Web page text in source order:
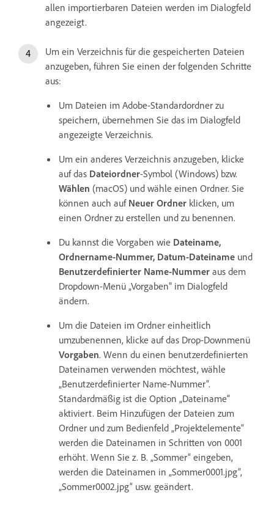
allen importierbaren Dateien werden im Dialogfeld
angezeigt.
Um ein Verzeichnis für die gespeicherten Dateien
anzugeben, führen Sie einen der folgenden Schritte
aus:
Um Dateien im Adobe-Standardordner zu
speichern, übernehmen Sie das im Dialogfeld
angezeigte Verzeichnis.
Um ein anderes Verzeichnis anzugeben, klicke
auf das Dateiordner-Symbol (Windows) bzw.
Wählen (macOS) und wähle einen Ordner. Sie
können auch auf Neuer Ordner klicken, um
einen Ordner zu erstellen und zu benennen.
Du kannst die Vorgaben wie Dateiname,
Ordnername-Nummer, Datum-Dateiname und
Benutzerdefinierter Name-Nummer aus dem
Dropdown-Menü „Vorgaben" im Dialogfeld
ändern.
Um die Dateien im Ordner einheitlich
umzubenennen, klicke auf das Drop-Downmenü
Vorgaben. Wenn du einen benutzerdefinierten
Dateinamen verwenden möchtest, wähle
„Benutzerdefinierter Name-Nummer“.
Standardmäßig ist die Option „Dateiname“
aktiviert. Beim Hinzufügen der Dateien zum
Ordner und zum Bedienfeld „Projektelemente“
werden die Dateinamen in Schritten von 0001
erhöht. Wenn Sie z. B. „Sommer“ eingeben,
werden die Dateinamen in „Sommer0001.jpg“,
„Sommer0002.jpg“ usw. geändert.